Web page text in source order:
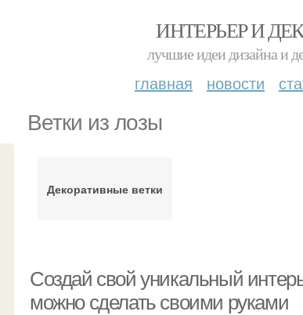
ИНТЕРЬЕР И
лучшие идеи дизайна и
главная новости
Ветки из лозы
Декоративные ветки
Создай свой уникальный
можно сделать своими руками